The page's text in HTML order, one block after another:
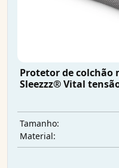
Protetor de colchão
Sleezzz® Vital
Tamanho:
Material: